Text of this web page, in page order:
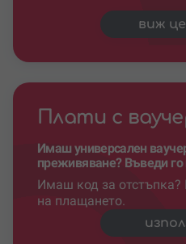
виж
Плати с
Имаш универсален
преживяване? Въведи го
Имаш код за отстъпка?
на плащането.